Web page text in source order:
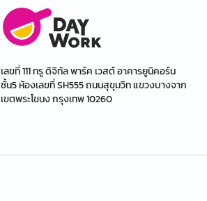
เลขที่ 111 ทรู ดิจิทัล พาร์ค เวสต์ อาคารยูนิคอร์น
ชั้น5 ห้องเลขที่ SH555 ถนนสุขุมวิท แขวงบางจาก
เขตพระโขนง กรุงเทพ 10260